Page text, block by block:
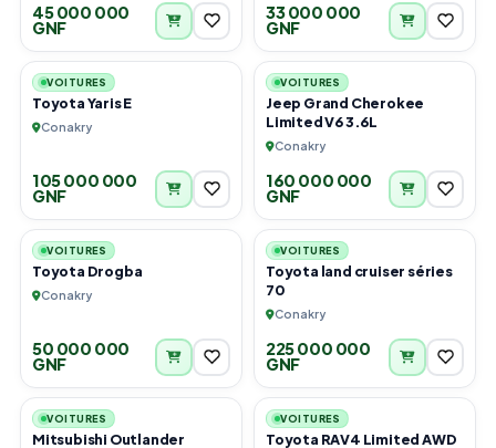
45 000 000
GNF
33 000 000
GNF
3
VOITURES
Toyota Yaris E
Conakry
105 000 000
GNF
4
VOITURES
Jeep Grand Cherokee
Limited V6 3.6L
Conakry
160 000 000
GNF
3
VOITURES
Toyota Drogba
Conakry
50 000 000
GNF
3
VOITURES
Toyota land cruiser séries
70
Conakry
225 000 000
GNF
6
VOITURES
Mitsubishi Outlander
6
VOITURES
Toyota RAV4 Limited AWD